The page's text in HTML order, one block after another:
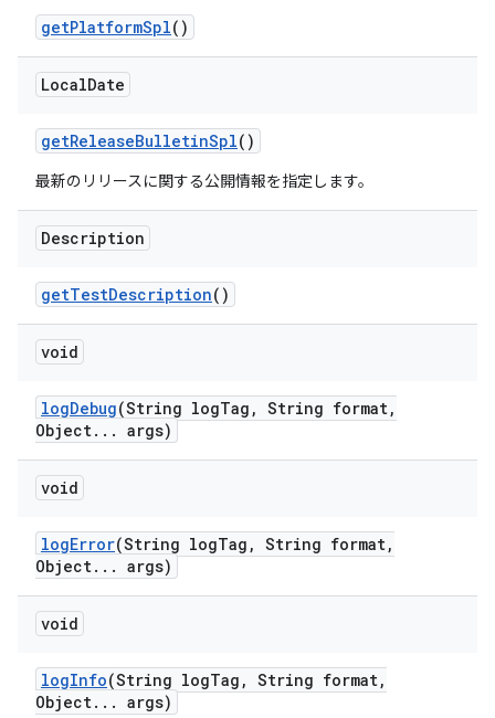
getPlatformSpl()
LocalDate
getReleaseBulletinSpl()
最新のリリースに関する公開情報を指定します。
Description
getTestDescription()
void
logDebug(String logTag , String format,
Object. . . args)
void
logError(String logTag , String format,
Object. . . args)
void
logInfo(String logTag , String format,
Object. . . args)